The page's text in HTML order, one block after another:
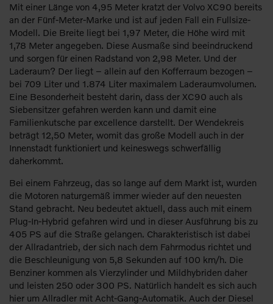
Mit einer Länge von 4,95 Meter kratzt der Volvo XC90 bereits
an der Fünf-Meter-Marke und ist auf jeden Fall ein Fullsize-
Modell. Die Breite liegt bei 1,97 Meter, die Höhe wird mit
1,78 Meter angegeben. Diese Ausmaße sind beeindruckend
und sorgen für einen Radstand von 2,98 Meter. Und der
Laderaum? Der liegt – allein auf den Kofferraum bezogen –
bei 709 Liter und 1.874 Liter maximalem Laderaumvolumen.
Eine Besonderheit besteht darin, dass der XC90 auch als
Siebensitzer gefahren werden kann und damit eine
Familienkutsche par excellence darstellt. Der Wendekreis
beträgt 12,50 Meter, womit das große Modell auch in der
Innenstadt funktioniert und keineswegs schwerfällig
daherkommt.
Bei einem Fahrzeug, das so lange auf dem Markt ist, wurden
die Motoren naturgemäß immer wieder auf den neuesten
Stand gebracht. Neu bedeutet aktuell, dass auch mit einem
Plug-In-Hybrid gefahren wird und in dieser Ausführung bis zu
405 PS auf die Straße gelangen. Charakteristisch ist dabei
der Allradantrieb, der sich nach dem Fahrmodus richtet und
die Beschleunigung von 5,8 Sekunden auf 100 km/h. Die
Benziner kommen als Vierzylinder und Mildhybriden daher
und leisten 250 oder 300 PS. Natürlich handelt es sich auch
hier um Allradler mit Acht-Gang-Automatik. Auch der Diesel